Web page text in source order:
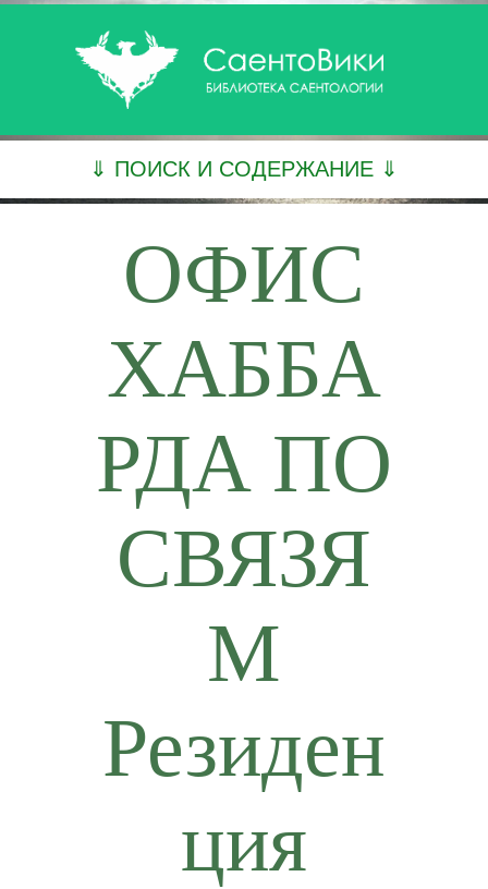
⇓ ПОИСК И СОДЕРЖАНИЕ ⇓
ОФИС
ХАББА
РДА ПО
СВЯЗЯ
М
Резиден
ция